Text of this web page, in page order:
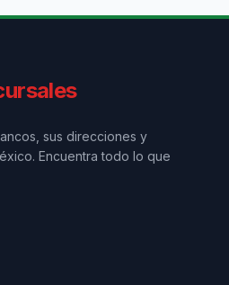
sus direcciones y
Encuentra todo lo que